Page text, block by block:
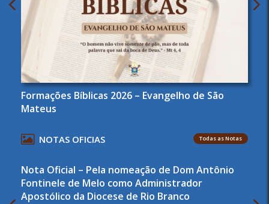
Formações Bíblicas 2026 – Evangelho de São
Mateus
NOTAS OFICIAS Todas as Notas
Nota Oficial – Pela nomeação de Dom Antônio
Fontinele de Melo como Administrador
Apostólico da Diocese de Rio Branco